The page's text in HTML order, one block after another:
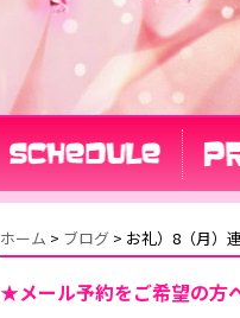
ホーム > ブログ > お礼）8（月
★メール予約をご希望の方